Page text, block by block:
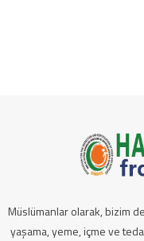
Müslümanlar olarak, bizim
yaşama, yeme, içme ve